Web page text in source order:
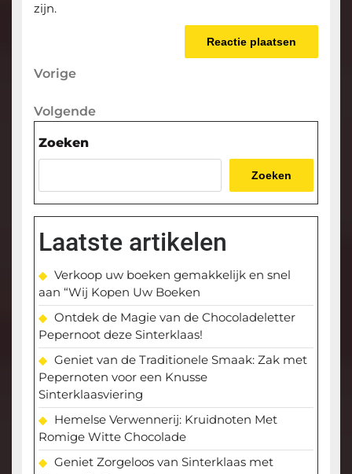
zijn.
Berichtnavigatie
Vorige
Vorige
Volgende
Volgende
Zoeken
Zoeken
Laatste artikelen
Verkoop uw boeken gemakkelijk en snel
aan “Wij Kopen Uw Boeken
Ontdek de Magie van de Chocoladeletter
Pepernoot deze Sinterklaas!
Geniet van de Traditionele Smaak: Zak met
Pepernoten voor een Knusse
Sinterklaasviering
Hemelse Verwennerij: Kruidnoten Met
Romige Witte Chocolade
Geniet Zorgeloos van Sinterklaas met